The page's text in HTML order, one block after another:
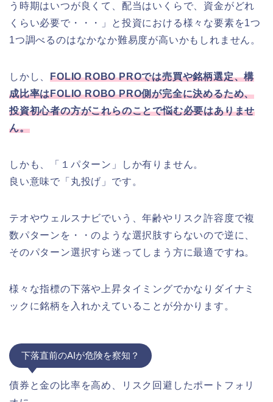
う時期はいつが良くて、配当はいくらで、資金がどれ
くらい必要で・・・」と投資における様々な要素を1つ
1つ調べるのはなかなか難易度が高いかもしれません。
しかし、FOLIO ROBO PROでは売買や銘柄選定、構
成比率はFOLIO ROBO PRO側が完全に決めるため、
投資初心者の方がこれらのことで悩む必要はありませ
ん。
しかも、「１パターン」しか有りません。
良い意味で「丸投げ」です。
テオやウェルスナビでいう、年齢やリスク許容度で複
数パターンを・・のような選択肢すらないので逆に、
そのパターン選択すら迷ってしまう方に最適ですね。
様々な指標の下落や上昇タイミングでかなりダイナミ
ックに銘柄を入れかえていることが分かります。
下落直前のAIが危険を察知？
債券と金の比率を高め、リスク回避したポートフォリ